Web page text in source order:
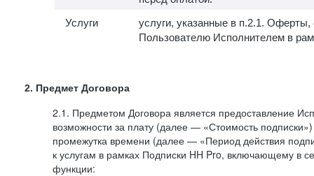
Услуги
услуги, указанные в п.2.1.
Пользователю Исполнителем в
2. Предмет Договора
2.1. Предметом Договора является предоставление
возможности за плату (далее — «Стоимость
промежутка времени (далее — «Период действия
к услугам в рамках Подписки HH Pro, включающему в
функции: